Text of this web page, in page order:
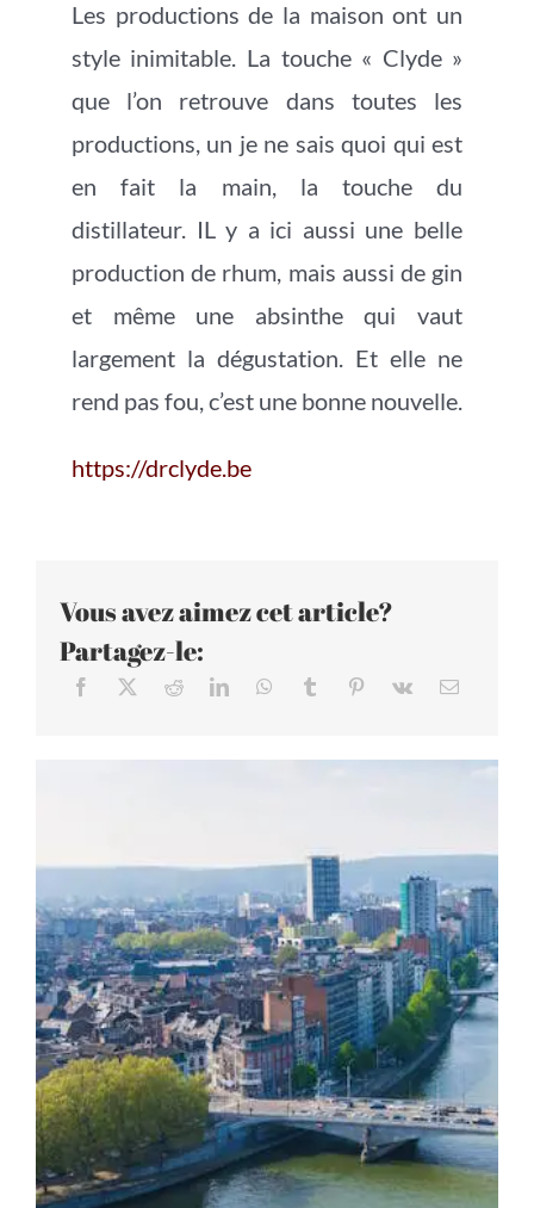
Les productions de la maison ont un
style inimitable. La touche « Clyde »
que l’on retrouve dans toutes les
productions, un je ne sais quoi qui est
en fait la main, la touche du
distillateur. IL y a ici aussi une belle
production de rhum, mais aussi de gin
et même une absinthe qui vaut
largement la dégustation. Et elle ne
rend pas fou, c’est une bonne nouvelle.
https://drclyde.be
Vous avez aimez cet article?
Partagez-le: